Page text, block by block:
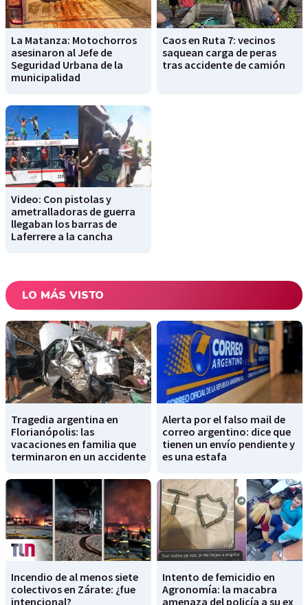
La Matanza: Motochorros
asesinaron al Jefe de
Seguridad Urbana de la
municipalidad
Caos en Ruta 7: vecinos
saquean carga de peras
tras accidente de camión
Video: Con pistolas y
ametralladoras de guerra
llegaban los barras de
Laferrere a la cancha
LO MÁS VISTO
Tragedia argentina en
Florianópolis: las
vacaciones en familia que
terminaron en un accidente
Alerta por el falso mail de
correo argentino: dice que
tienen un envío pendiente y
es una estafa
Incendio de al menos siete
colectivos en Zárate: ¿fue
intencional?
Intento de femicidio en
Agronomía: la macabra
amenaza del policía a su ex